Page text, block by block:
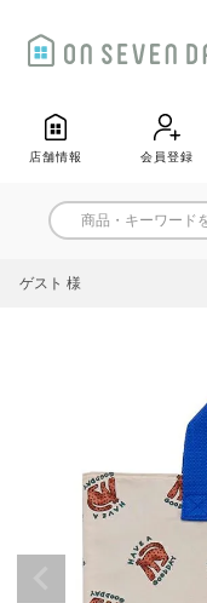
店舗情報 会員登録
ゲスト 様